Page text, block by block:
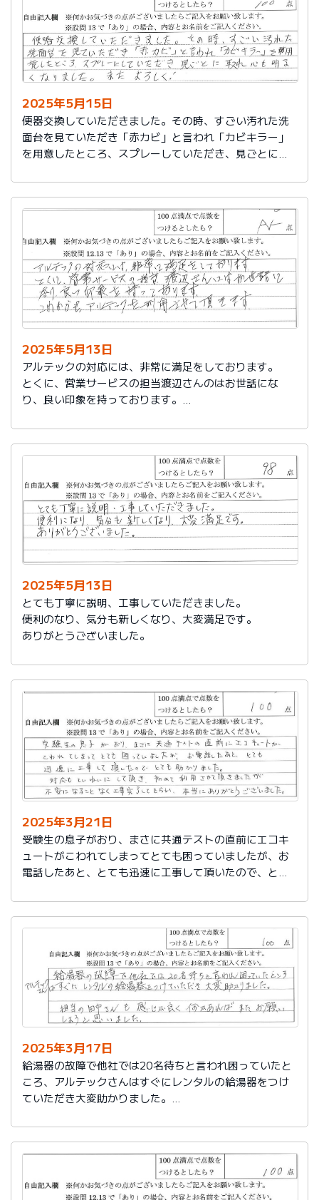
2025年5月15日
便器交換していただきました。その時、すごい汚れた洗
面台を見ていただき「赤カビ」と言われ「カビキラー」
を用意したところ、スプレーしていただき、見ごとに取
2025年5月13日
アルテックの対応には、非常に満足をしております。
とくに、営業サービスの担当渡辺さんのはお世話にな
り、良い印象を持っております。
2025年5月13日
とても丁寧に説明、工事していただきました。
便利のなり、気分も新しくなり、大変満足です。
ありがとうございました。
2025年3月21日
受験生の息子がおり、まさに共通テストの直前にエコキ
ュートがこわれてしまってとても困っていましたが、お
電話したあと、とても迅速に工事して頂いたので、とて
対応もていねいして頂き、初めて利用させて頂きました
が不安になることなく工事完了してもらい、本当にあり
2025年3月17日
給湯器の故障で他社では20名待ちと言われ困っていたと
ころ、アルテックさんはすぐにレンタルの給湯器をつけ
ていただき大変助かりました。
うと思いました。